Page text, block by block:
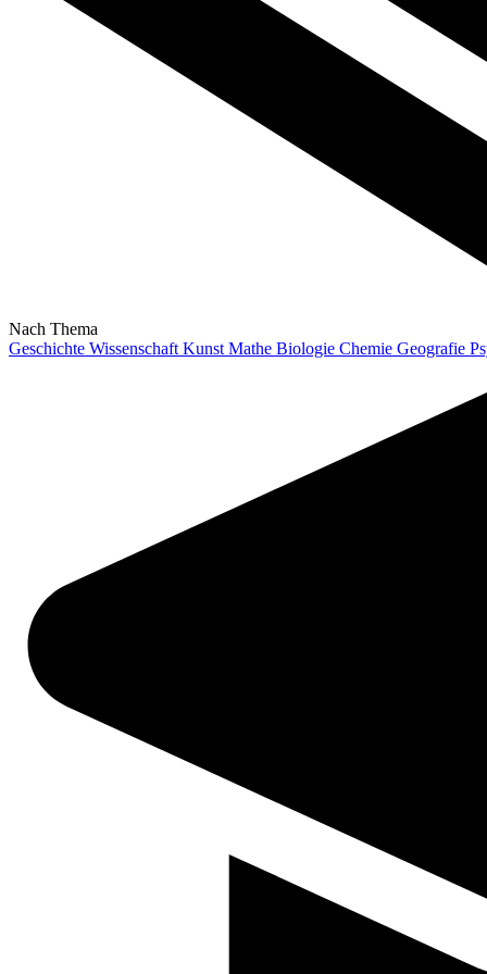
Nach Thema
Geschichte Wissenschaft Kunst Mathe Biologie Chemie Geografie